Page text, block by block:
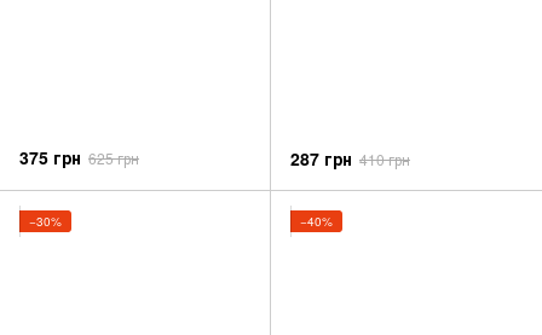
375 грн 625 грн 287 грн 410 грн
−30% −40%